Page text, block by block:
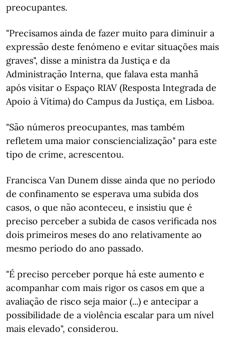
preocupantes.
"Precisamos ainda de fazer muito para diminuir a
expressão deste fenómeno e evitar situações mais
graves", disse a ministra da Justiça e da
Administração Interna, que falava esta manhã
após visitar o Espaço RIAV (Resposta Integrada de
Apoio à Vítima) do Campus da Justiça, em Lisboa.
"São números preocupantes, mas também
refletem uma maior consciencialização" para este
tipo de crime, acrescentou.
Francisca Van Dunem disse ainda que no período
de confinamento se esperava uma subida dos
casos, o que não aconteceu, e insistiu que é
preciso perceber a subida de casos verificada nos
dois primeiros meses do ano relativamente ao
mesmo período do ano passado.
"É preciso perceber porque há este aumento e
acompanhar com mais rigor os casos em que a
avaliação de risco seja maior (...) e antecipar a
possibilidade de a violência escalar para um nível
mais elevado", considerou.